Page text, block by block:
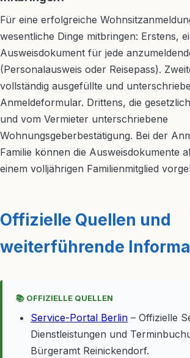
Für eine erfolgreiche
wesentliche Dinge mitbringen: Erstens,
Ausweisdokument für jede
(Personalausweis oder Reisepass).
vollständig ausgefüllte und
Anmeldeformular. Drittens, die
und vom Vermieter unterschriebene
Wohnungsgeberbestätigung. Bei der
Familie können die Ausweisdokumente
einem volljährigen Familienmitglied
Offizielle Quellen und
weiterführende
📚 OFFIZIELLE QUELLEN
Service-Portal Berlin – Offizielle
Dienstleistungen und
Bürgeramt Reinickendorf.